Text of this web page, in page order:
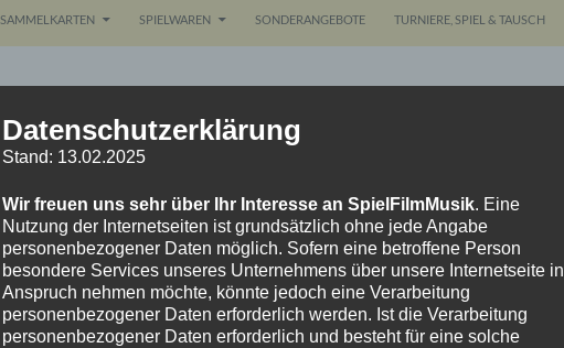
SAMMELKARTEN
SPIELWAREN SONDERANGEBOTE TURNIERE, SPIEL & TAUSCH
IMG_6261
Datenschutzerklärung
Stand: 13.02.2025
Wir freuen uns sehr über Ihr Interesse an SpielFilmMusik. Eine
Nutzung der Internetseiten ist grundsätzlich ohne jede Angabe
personenbezogener Daten möglich. Sofern eine betroffene Person
besondere Services unseres Unternehmens über unsere Internetseite in
Anspruch nehmen möchte, könnte jedoch eine Verarbeitung
personenbezogener Daten erforderlich werden. Ist die Verarbeitung
personenbezogener Daten erforderlich und besteht für eine solche